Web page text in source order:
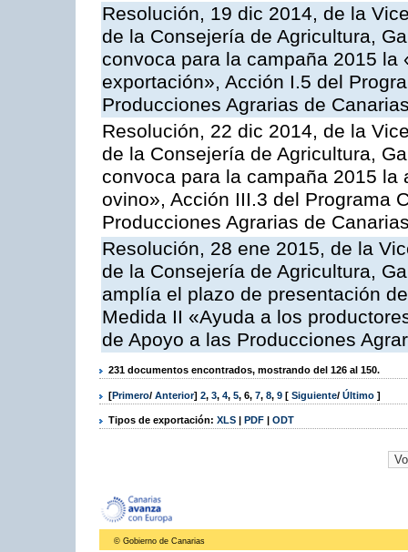
Resolución, 19 dic 2014, de la
de la Consejería de Agricultura,
convoca para la campaña 2015
exportación», Acción I.5 del
Producciones Agrarias de
Resolución, 22 dic 2014, de la
de la Consejería de Agricultura,
convoca para la campaña 2015
ovino», Acción III.3 del Programa
Producciones Agrarias de
Resolución, 28 ene 2015, de la
de la Consejería de Agricultura,
amplía el plazo de presentación
Medida II «Ayuda a los
de Apoyo a las Producciones
231 documentos encontrados, mostrando del 126 al 150.
[Primero/ Anterior] 2, 3, 4, 5, 6, 7, 8, 9 [ Siguiente/ Último ]
Tipos de exportación: XLS | PDF | ODT
© Gobierno de Canarias